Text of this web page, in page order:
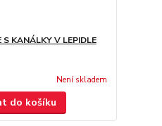
KANÁLKY V LEPIDLE
Není skladem
do košíku